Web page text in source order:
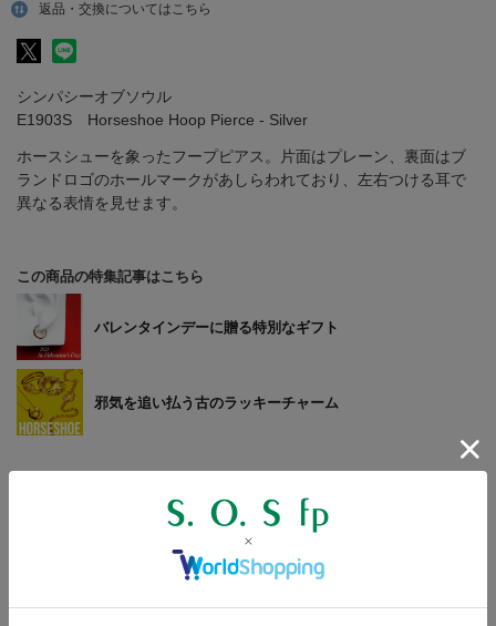
返品・交換についてはこちら
シンパシーオブソウル
E1903S Horseshoe Hoop Pierce - Silver
ホースシューを象ったフープピアス。片面はプレーン、裏面はブ
ランドロゴのホールマークがあしらわれており、左右つける耳で
異なる表情を見せます。
この商品の特集記事はこちら
バレンタインデーに贈る特別なギフト
邪気を追い払う古のラッキーチャーム
幅：約15mm